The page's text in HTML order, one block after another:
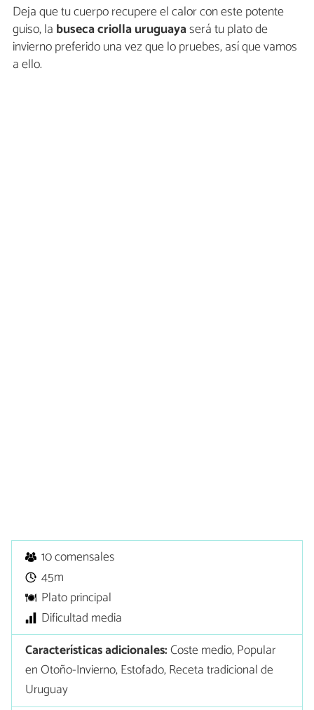
Deja que tu cuerpo recupere el calor con este potente
guiso, la buseca criolla uruguayaserá tu plato de
invierno preferido una vez que lo pruebes, así que vamos
a ello.
10 comensales
45m
Plato principal
Dificultad media
Características adicionales:Coste medio, Popular
en Otoño-Invierno, Estofado, Receta tradicional de
Uruguay